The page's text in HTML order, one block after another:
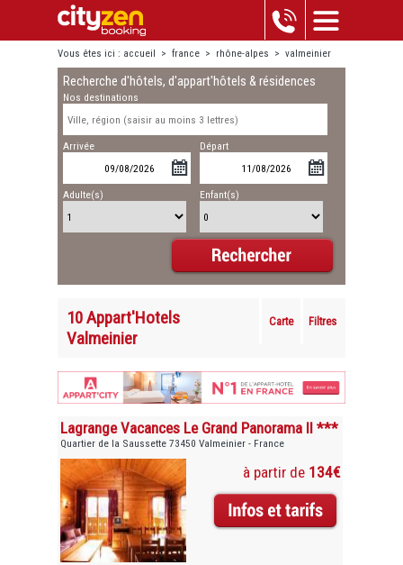
Vous êtes ici : accueil > france > rhône-alpes > valmeinier
Recherche d'hôtels, d'appart'hôtels & résidences
Nos destinations
Arrivée Départ
Adulte(s) Enfant(s)
10 Appart'Hotels
Valmeinier
Carte Filtres
Lagrange Vacances Le Grand Panorama II ***
Quartier de la Saussette 73450 Valmeinier - France
à partir de 134€